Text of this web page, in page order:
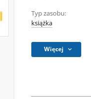
Typ zasobu:
książka
Więcej